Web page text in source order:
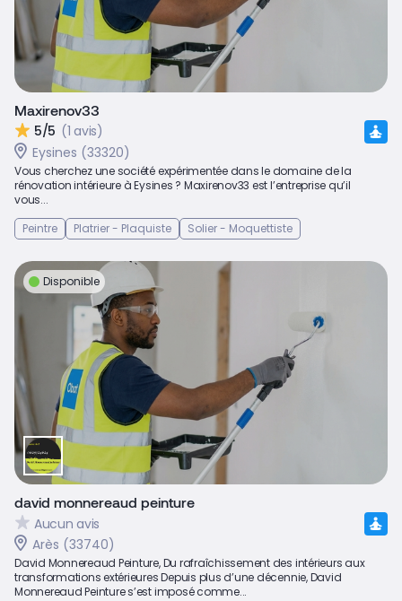
Maxirenov33
5/5 (1 avis)
Eysines (33320)
Vous cherchez une société expérimentée dans le domaine de la
rénovation intérieure à Eysines ? Maxirenov33 est l’entreprise qu’il
vous...
Peintre
Platrier - Plaquiste Solier - Moquettiste
Disponible
david monnereaud peinture
Aucun avis
Arès (33740)
David Monnereaud Peinture, Du rafraîchissement des intérieurs aux
transformations extérieures Depuis plus d’une décennie, David
Monnereaud Peinture s’est imposé comme...